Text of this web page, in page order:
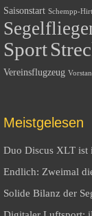
Saisonstart Schempp-
Sport
Vereinsflugzeug
Meistgelesen
Duo Discus XLT ist
Endlich: Zweimal
Solide Bilanz der